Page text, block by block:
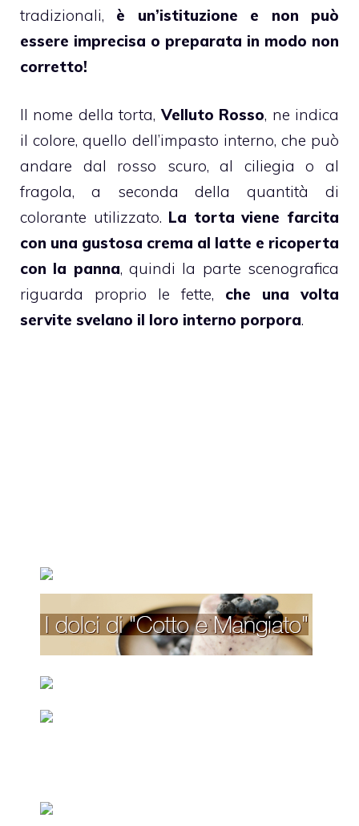
tradizionali, è un’istituzione e non può
essere imprecisa o preparata in modo non
corretto!
Il nome della torta,Velluto Rosso, ne indica
il colore, quello dell’impasto interno, che può
andare dal rosso scuro, al ciliegia o al
fragola, a seconda della quantità di
colorante utilizzato. La torta viene farcita
con una gustosa crema al latte e ricoperta
con la panna, quindi la parte scenografica
riguarda proprio le fette, che una volta
servite svelano il loro interno porpora.